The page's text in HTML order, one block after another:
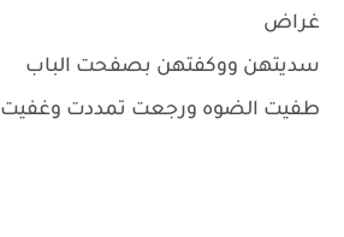
غراض
سديتهن ووكفتهن بصفحت الباب
طفيت الضوه ورجعت تمددت وغفيت